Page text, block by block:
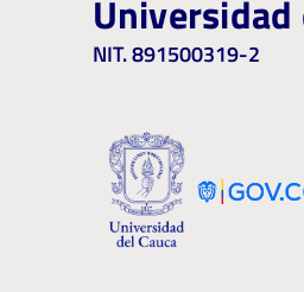
Universidad
NIT. 891500319-2